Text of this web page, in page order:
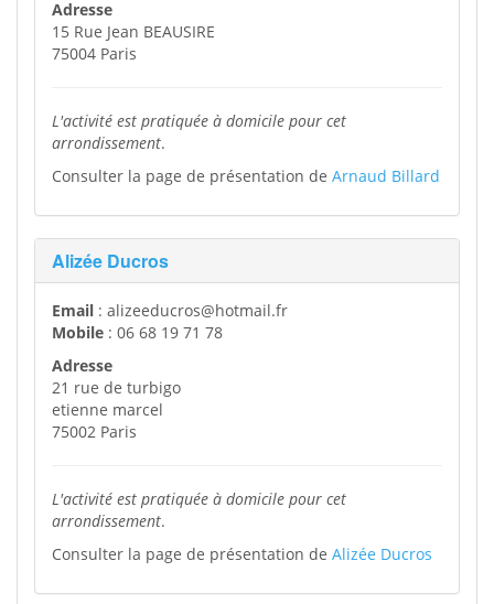
Adresse
15 Rue Jean BEAUSIRE
75004 Paris
L'activité est pratiquée à domicile pour cet
arrondissement.
Consulter la page de présentation de Arnaud Billard
Alizée Ducros
Email : alizeeducros@hotmail.fr
Mobile : 06 68 19 71 78
Adresse
21 rue de turbigo
etienne marcel
75002 Paris
L'activité est pratiquée à domicile pour cet
arrondissement.
Consulter la page de présentation de Alizée Ducros